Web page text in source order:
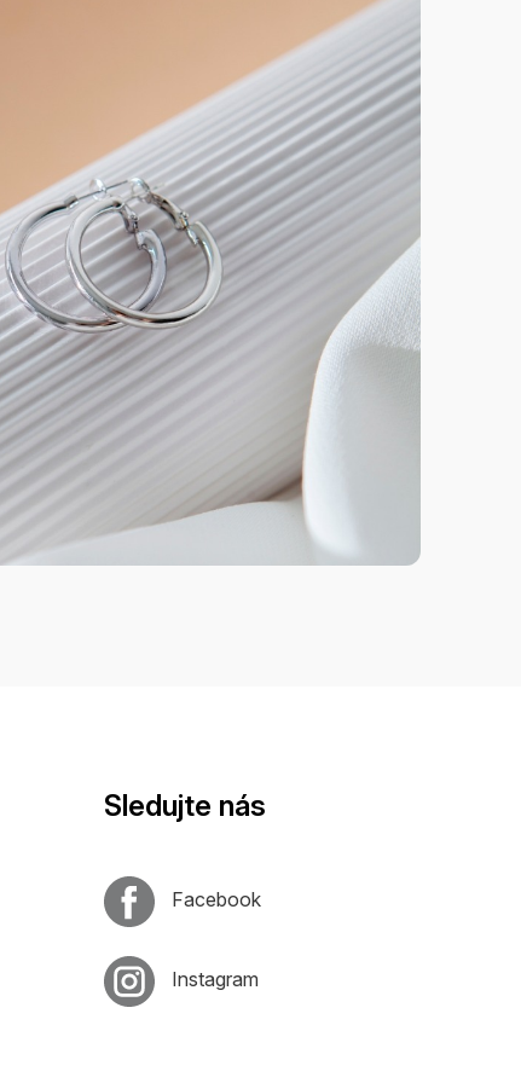
Sledujte nás
Facebook
Instagram